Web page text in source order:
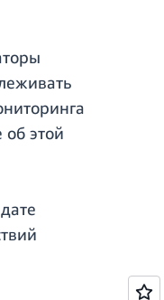
этой